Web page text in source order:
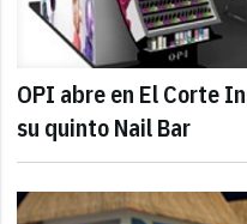
OPI abre en El Corte
su quinto Nail Bar